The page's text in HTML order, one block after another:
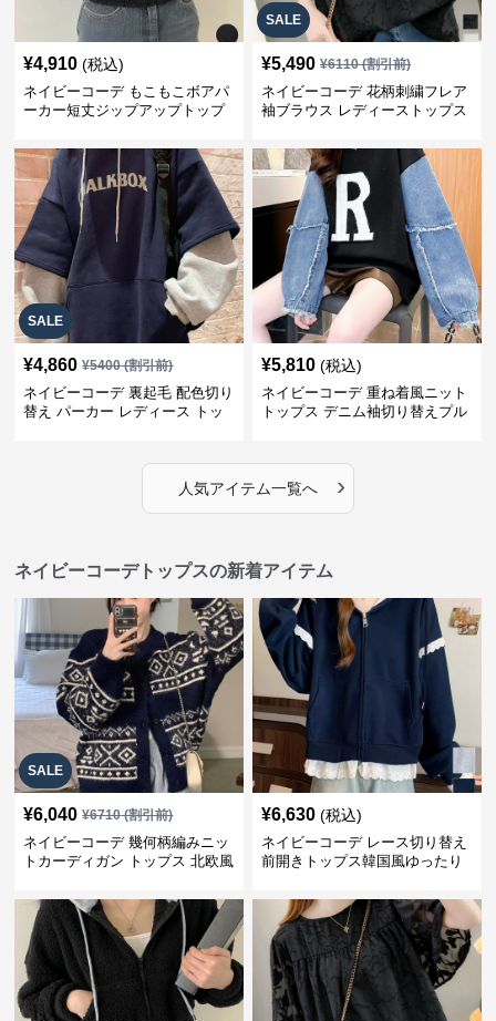
¥4,910 (税込)
ネイビーコーデ もこもこボアパ
ーカー短丈ジップアップトップ
SALE
¥5,490 ¥6110(割引前)
ネイビーコーデ 花柄刺繍フレア
袖ブラウス レディーストップス
SALE
¥4,860 ¥5400(割引前)
ネイビーコーデ 裏起毛 配色切り
替え パーカー レディース トッ
¥5,810 (税込)
ネイビーコーデ 重ね着風ニット
トップス デニム袖切り替えプル
人気アイテム一覧へ ›
ネイビーコーデトップスの新着アイテム
SALE
¥6,040 ¥6710(割引前)
ネイビーコーデ 幾何柄編みニッ
トカーディガン トップス 北欧風
¥6,630 (税込)
ネイビーコーデ レース切り替え
前開きトップス韓国風ゆったり